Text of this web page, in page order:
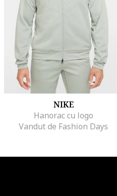
NIKE
Hanorac cu logo
Vandut de Fashion Days